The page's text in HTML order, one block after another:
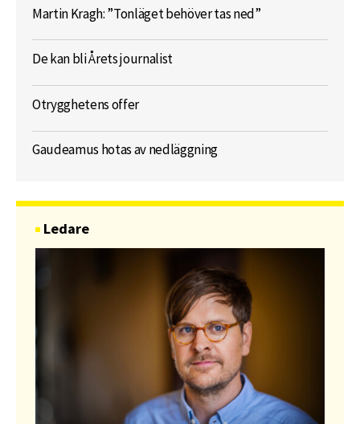
Martin Kragh: ”Tonläget behöver tas ned”
De kan bli Årets journalist
Otrygghetens offer
Gaudeamus hotas av nedläggning
Ledare